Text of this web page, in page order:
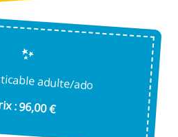
adulte/ado
: 96,00 €